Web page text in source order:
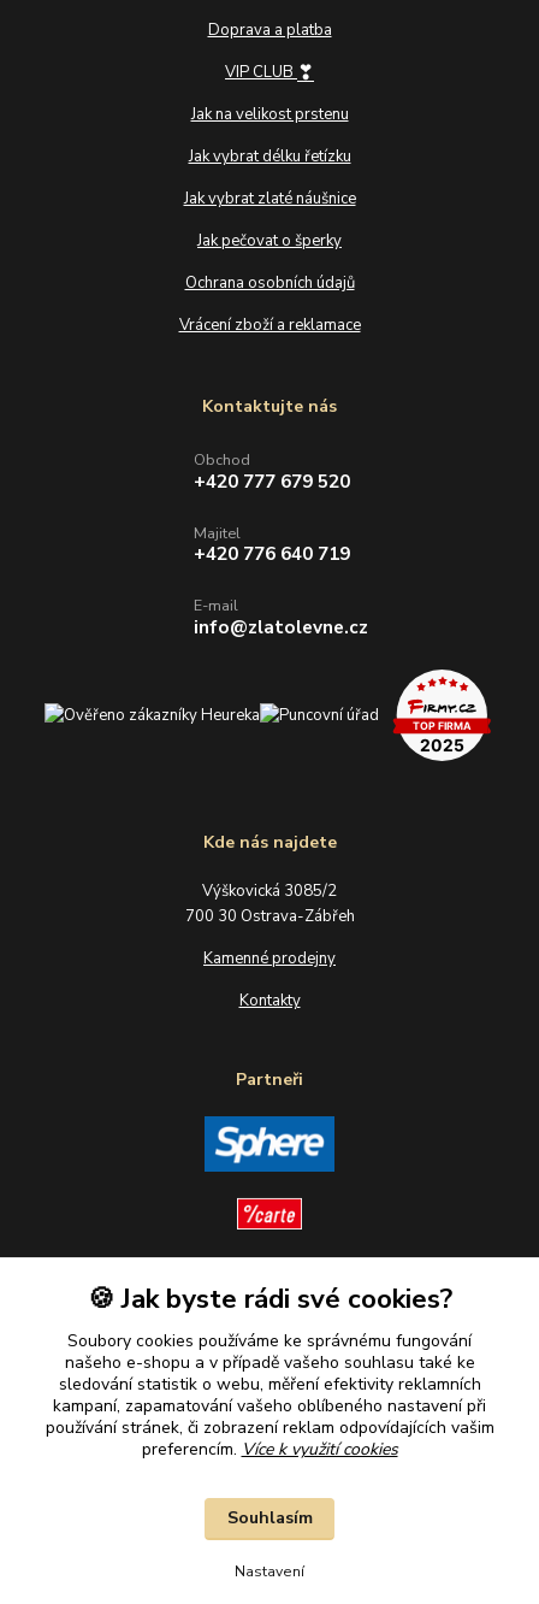
Doprava a platba
VIP CLUB ❣
Jak na velikost prstenu
Jak vybrat délku řetízku
Jak vybrat zlaté náušnice
Jak pečovat o šperky
Ochrana osobních údajů
Vrácení zboží a reklamace
Kde nás najdete
Výškovická 3085/2
700 30 Ostrava-Zábřeh
Kamenné prodejny
Kontakty
Partneři
Sledujte nás
Plaťte u nás bezpečně
Kontaktujte nás
Obchod
+420 777 679 520
Majitel
+420 776 640 719
E-mail
info@zlatolevne.cz
🍪 Jak byste rádi své cookies?
Soubory cookies používáme ke správnému fungování
našeho e-shopu a v případě vašeho souhlasu také ke
sledování statistik o webu, měření efektivity reklamních
kampaní, zapamatování vašeho oblíbeného nastavení při
používání stránek, či zobrazení reklam odpovídajících vašim
preferencím. Více k využití cookies
Nastavení
Souhlasím